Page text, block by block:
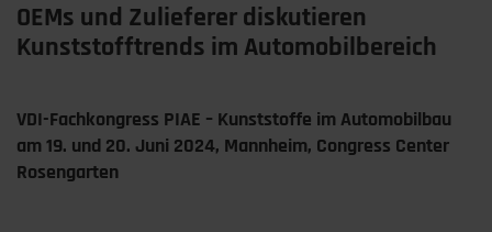
OEMs und Zulieferer diskutieren
Kunststofftrends im Automobilbereich
VDI-Fachkongress PIAE – Kunststoffe im Automobilbau
am 19. und 20. Juni 2024, Mannheim, Congress Center
Rosengarten